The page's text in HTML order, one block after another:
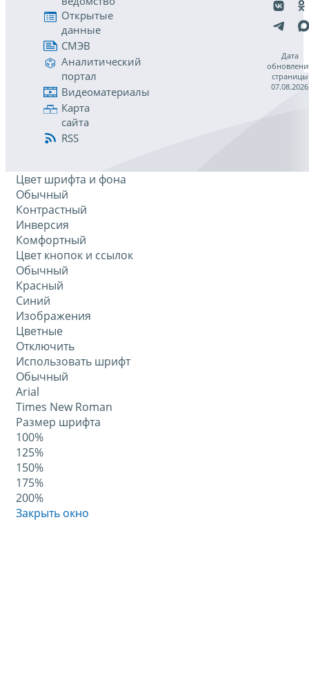
Открытые
данные
СМЭВ
Аналитический
портал
Видеоматериалы
Карта
сайта
RSS
Дата
страницы
07.08.2026
Цвет шрифта и фона
Обычный
Контрастный
Инверсия
Комфортный
Цвет кнопок и ссылок
Обычный
Красный
Синий
Изображения
Цветные
Отключить
Использовать шрифт
Обычный
Arial
Times New Roman
Размер шрифта
100%
125%
150%
175%
200%
Закрыть окно